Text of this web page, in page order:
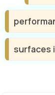
surfaces